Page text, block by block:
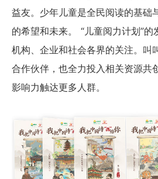
益友。少年儿童是全民阅读的基础
的希望和未来。 “儿童阅力计划”
机构、企业和社会各界的关注。叫
合作伙伴，也全力投入相关资源共
影响力触达更多人群。